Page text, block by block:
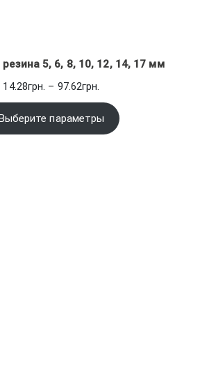
резина 5, 6, 8, 10, 12, 14, 17 мм
14.28грн. – 97.62грн.
цен:
14.28грн.
–
параметры